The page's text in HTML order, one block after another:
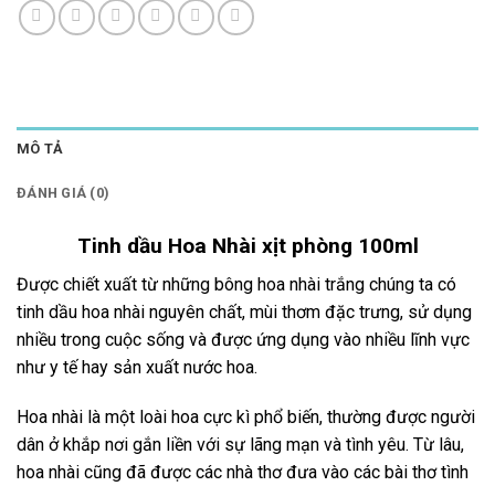
MÔ TẢ
ĐÁNH GIÁ (0)
Tinh dầu Hoa Nhài xịt phòng 100ml
Được chiết xuất từ những bông hoa nhài trắng chúng ta có
tinh dầu hoa nhài nguyên chất, mùi thơm đặc trưng, sử dụng
nhiều trong cuộc sống và được ứng dụng vào nhiều lĩnh vực
như y tế hay sản xuất nước hoa.
Hoa nhài là một loài hoa cực kì phổ biến, thường được người
dân ở khắp nơi gắn liền với sự lãng mạn và tình yêu. Từ lâu,
hoa nhài cũng đã được các nhà thơ đưa vào các bài thơ tình